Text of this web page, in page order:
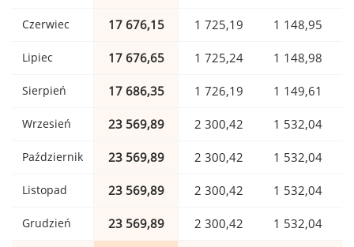
Czerwiec 17 676,15 1 725,19 1 148,95
Lipiec 17 676,65 1 725,24 1 148,98
Sierpień 17 686,35 1 726,19 1 149,61
Wrzesień 23 569,89 2 300,42 1 532,04
Październik 23 569,89 2 300,42 1 532,04
Listopad 23 569,89 2 300,42 1 532,04
Grudzień 23 569,89 2 300,42 1 532,04